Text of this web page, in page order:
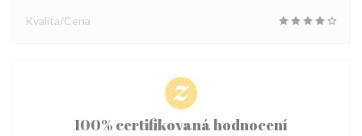
Kvalita/Cena
100% certifikovaná hodnocení